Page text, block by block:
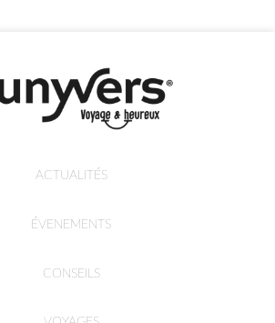
ACTUALITÉS
ÉVENEMENTS
CONSEILS